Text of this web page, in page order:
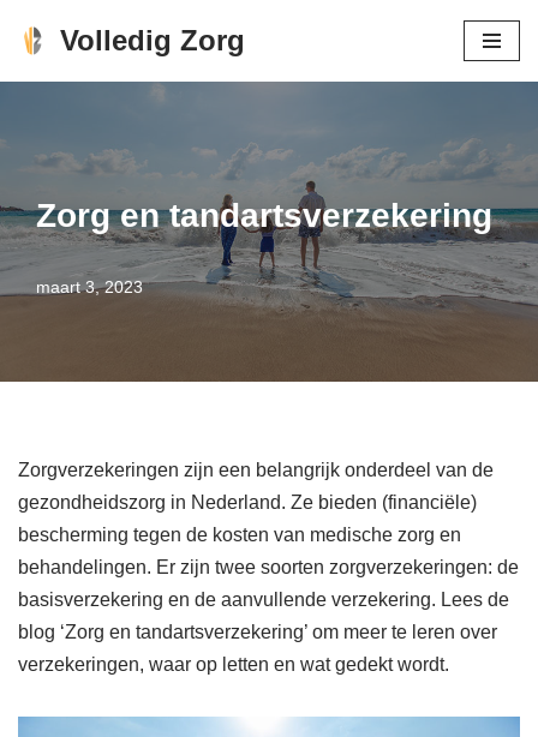
inhoud
Volledig Zorg
Zorg en tandartsverzekering
maart 3, 2023
Zorgverzekeringen zijn een belangrijk onderdeel van de
gezondheidszorg in Nederland. Ze bieden (financiële)
bescherming tegen de kosten van medische zorg en
behandelingen. Er zijn twee soorten zorgverzekeringen: de
basisverzekering en de aanvullende verzekering. Lees de
blog ‘Zorg en tandartsverzekering’ om meer te leren over
verzekeringen, waar op letten en wat gedekt wordt.